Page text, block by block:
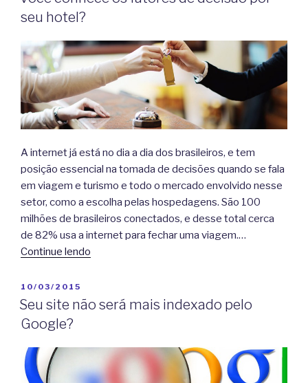
seu hotel?
A internet já está no dia a dia dos brasileiros, e tem
posição essencial na tomada de decisões quando se fala
em viagem e turismo e todo o mercado envolvido nesse
setor, como a escolha pelas hospedagens. São 100
milhões de brasileiros conectados, e desse total cerca
de 82% usa a internet para fechar uma viagem.…
Continue lendo
PUBLICADO
EM
10/03/2015
Seu site não será mais indexado pelo
Google?